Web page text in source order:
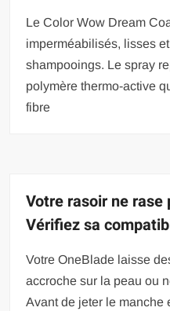
Le Color Wow Dream
imperméabilisés, lisses
shampooings. Le spray
polymère thermo-active
fibre
Votre rasoir ne rase
Vérifiez sa
Votre OneBlade laisse
accroche sur la peau ou
Avant de jeter le manche